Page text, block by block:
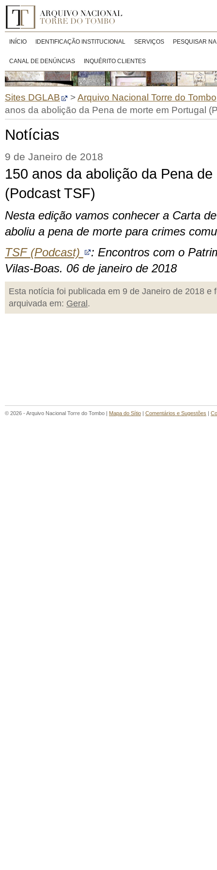
INÍCIO IDENTIFICAÇÃO INSTITUCIONAL SERVIÇOS PESQUISAR
CANAL DE DENÚNCIAS INQUÉRITO CLIENTES
Sites DGLAB >Arquivo Nacional Torre do Tombo
anos da abolição da Pena de morte em Portugal
Notícias
9 de Janeiro de 2018
150 anos da abolição da Pena
(Podcast TSF)
Nesta edição vamos conhecer a Carta
aboliu a pena de morte para crimes
TSF (Podcast)
: Encontros com o
Vilas-Boas. 06 de janeiro de 2018
Esta notícia foi publicada em 9 de Janeiro de 2018 e
arquivada em: Geral .
© 2026 - Arquivo Nacional Torre do Tombo | Mapa do Sítio | Comentários e Sugestões |